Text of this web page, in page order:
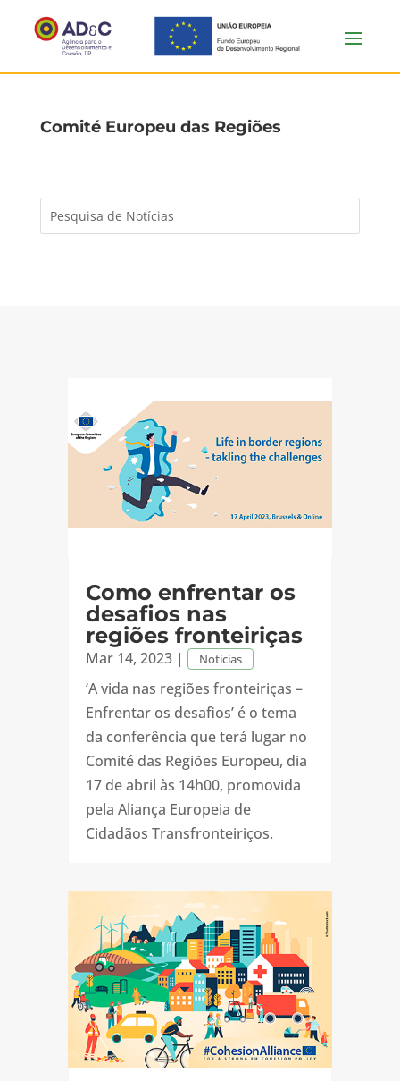
Comité Europeu das Regiões
Como enfrentar os
desafios nas
regiões fronteiriças
Mar 14, 2023| Notícias
‘A vida nas regiões fronteiriças –
Enfrentar os desafios’ é o tema
da conferência que terá lugar no
Comité das Regiões Europeu, dia
17 de abril às 14h00, promovida
pela Aliança Europeia de
Cidadãos Transfronteiriços.